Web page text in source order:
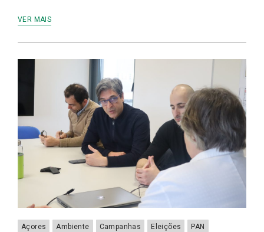
VER MAIS
Açores Ambiente Campanhas Eleições
PAN